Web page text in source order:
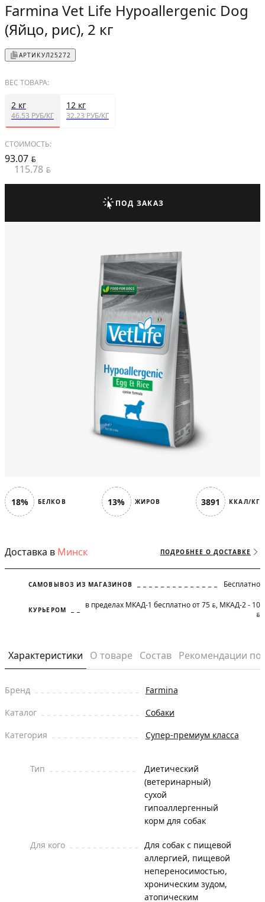
18% БЕЛКОВ 13% ЖИРОВ 3891 ККАЛ/КГ
Доставка в Минск ПОДРОБНЕЕ О ДОСТАВКЕ
САМОВЫВОЗ ИЗ МАГАЗИНОВ Бесплатно
КУРЬЕРОМ в пределах МКАД-1 бесплатно от 75 BYN, МКАД-2 - 10
BYN
Характеристики О товаре Состав Рекомендации
Бренд
Farmina
Каталог
Собаки
Категория
Супер-премиум класса
Тип
Диетический
(ветеринарный)
сухой
гипоаллергенный
корм для собак
Для кого
Для собак с пищевой
аллергией, пищевой
непереносимостью,
хроническим зудом,
атопическим
Farmina Vet Life Hypoallergenic Dog
(Яйцо, рис), 2 кг
АРТИКУЛ25272
ВЕС ТОВАРА:
2 кг
46.53 РУБ/КГ
12 кг
32.23 РУБ/КГ
СТОИМОСТЬ:
93.07 BYN
115.78 BYN
ПОД ЗАКАЗ